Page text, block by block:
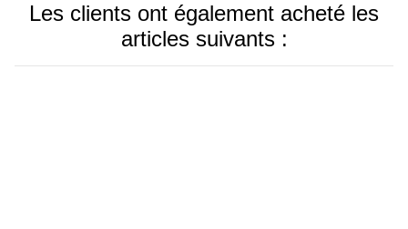
Les clients ont également acheté les
articles suivants :